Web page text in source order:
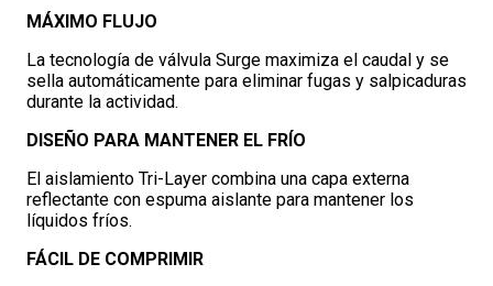
MÁXIMO FLUJO
La tecnología de válvula Surge maximiza el caudal y se
sella automáticamente para eliminar fugas y salpicaduras
durante la actividad.
DISEÑO PARA MANTENER EL FRÍO
El aislamiento Tri-Layer combina una capa externa
reflectante con espuma aislante para mantener los
líquidos fríos.
FÁCIL DE COMPRIMIR